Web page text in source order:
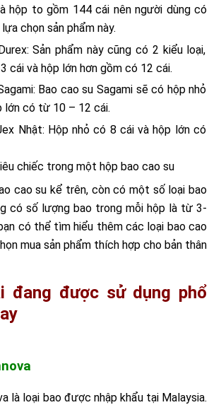
hộp to gồm 144 cái nên người dùng có
chọn sản phẩm này.
Sản phẩm này cũng có 2 kiểu loại,
cái và hộp lớn hơn gồm có 12 cái.
Bao cao su Sagami sẽ có hộp nhỏ
lớn có từ 10 – 12 cái.
Nhật: Hộp nhỏ có 8 cái và hộp lớn có
chiếc trong một hộp bao cao su
cao su kể trên, còn có một số loại bao
có số lượng bao trong mỗi hộp là từ 3-
có thể tìm hiểu thêm các loại bao cao
mua sản phẩm thích hợp cho bản thân
đang được sử dụng phổ
là loại bao được nhập khẩu tại Malaysia.